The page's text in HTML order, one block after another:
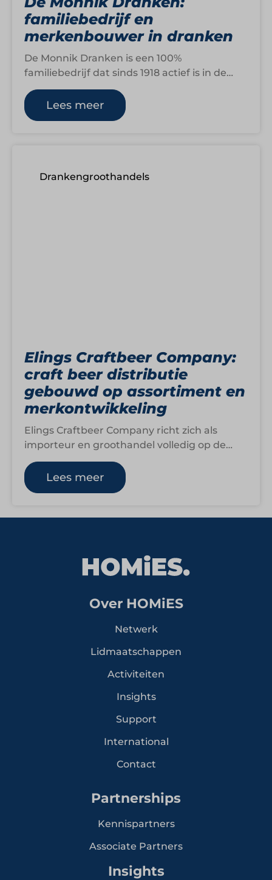
familiebedrijf en
merkenbouwer in dranken
De Monnik Dranken is een 100%
familiebedrijf dat sinds 1918 actief is in de
wereld van drank. Wat begon met…
Lees meer
Drankengroothandels
Elings Craftbeer Company:
craft beer distributie
gebouwd op assortiment en
merkontwikkeling
Elings Craftbeer Company richt zich als
importeur en groothandel volledig op de
wereld van craft beer binnen horeca en
retail.…Lees meer
Over HOMiES
Netwerk
Lidmaatschappen
Activiteiten
Insights
Support
International
Contact
Partnerships
Kennispartners
Associate Partners
Insights